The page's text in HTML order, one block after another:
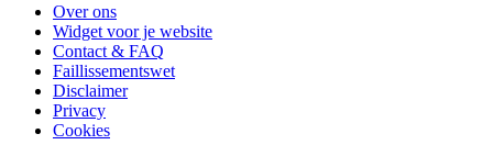
Over ons
Widget voor je website
Contact & FAQ
Faillissementswet
Disclaimer
Privacy
Cookies